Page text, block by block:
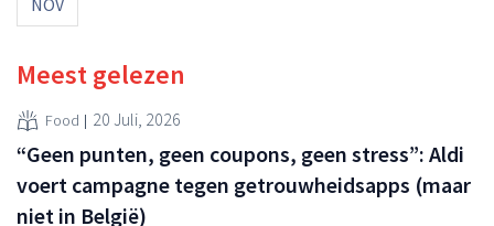
Meest gelezen
Food 20 Juli, 2026
“Geen punten, geen coupons, geen stress”: Aldi
voert campagne tegen getrouwheidsapps (maar
niet in België)